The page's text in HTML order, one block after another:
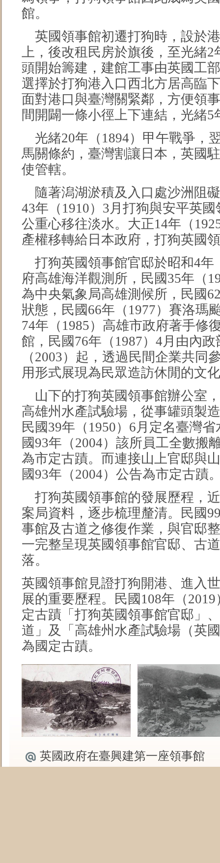
館。
英國領事館初遷打狗時，設於
上，後改租民房於旗後，至光緒2
頭開始籌建，建館工事由英國工
選擇於打狗港入口西北方居高臨
面對港口與臺灣關緊鄰，方便領
間開闢一條小徑上下連結，光緒5
光緒20年（1894）甲午戰爭，
馬關條約，臺灣割讓日本，英國
使管轄。
隨著潟湖淤積及入口處沙洲阻
43年（1910）3月打狗與安平英
公重心移往淡水。大正14年（
產權移轉給日本政府，打狗英國
打狗英國領事館官邸於昭和4年
府高雄海洋觀測所，民國35年（
為中央氣象局高雄測候所，民國
狀態，民國66年（1977）賽洛瑪
74年（1985）高雄市政府著手修
館，民國76年（1987）4月由內
（2003）起，透過民間企業共同
用形式展現為民眾造訪休閒的文
山下的打狗英國領事館辦公室
高雄州水產試驗場，從事罐頭製
民國39年（1950）6月定名臺灣
國93年（2004）該所員工全數搬
為市定古蹟。而連接山上官邸與
國93年（2004）公告為市定古蹟
打狗英國領事館的發展歷程，
案局資料，逐步梳理釐清。民國
事館及古道之修復作業，與官邸
一完整呈現英國領事館官邸、古
落。
英國領事館見證打狗開港、進入
展的重要歷程。民國108年（
定古蹟「打狗英國領事館官邸」
道」及「高雄州水產試驗場（英
為國定古蹟。
英國政府在臺興建第一座領事館